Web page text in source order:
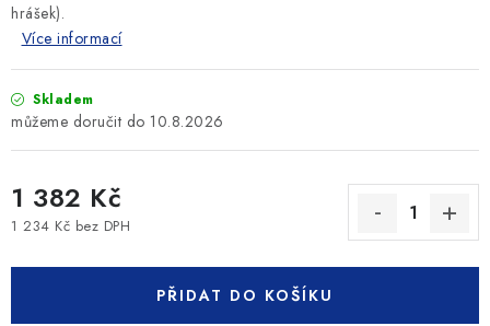
hrášek).
Více informací
Skladem
10.8.2026
1 382 Kč
1 234 Kč bez DPH
PŘIDAT DO KOŠÍKU